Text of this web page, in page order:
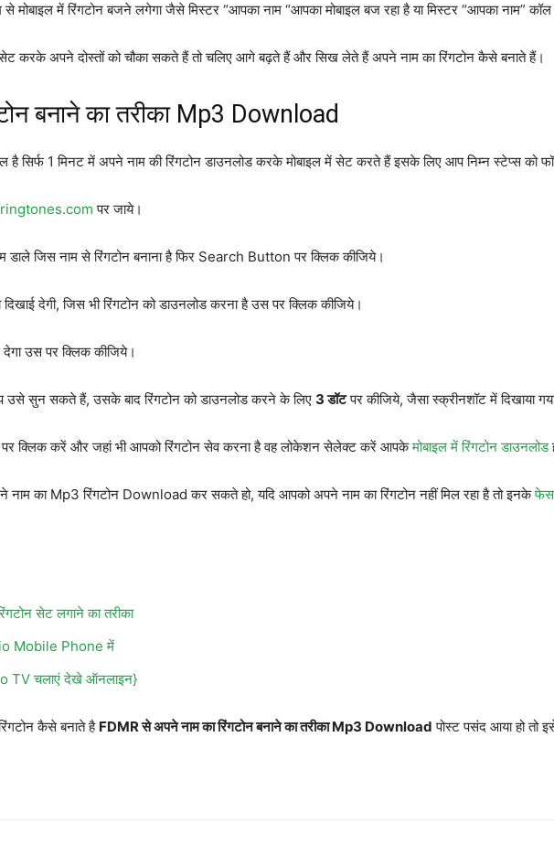
मोबाइल में रिंगटोन बजने लगेगा जैसे मिस्टर “आपका नाम “आपका मोबाइल बज रहा है या मिस्टर “आपका नाम”
करके अपने दोस्तों को चौका सकते हैं तो चलिए आगे बढ़ते हैं और सिख लेते हैं अपने नाम का रिंगटोन कैसे बनाते हैं।
बनाने का तरीका Mp3 Download
है सिर्फ 1 मिनट में अपने नाम की रिंगटोन डाउनलोड करके मोबाइल में सेट करते हैं इसके लिए आप निम्न स्टेप्स को
पर जाये।
जिस नाम से रिंगटोन बनाना है फिर Search Button पर क्लिक कीजिये।
देगी, जिस भी रिंगटोन को डाउनलोड करना है उस पर क्लिक कीजिये।
उस पर क्लिक कीजिये।
उसे सुन सकते हैं, उसके बाद रिंगटोन को डाउनलोड करने के लिए 3 डॉटपर कीजिये, जैसा स्क्रीनशॉट में दिखाया
पर क्लिक करें और जहां भी आपको रिंगटोन सेव करना है वह लोकेशन सेलेक्ट करें आपकेमोबाइल में रिंगटोन डाउनलोड
का Mp3 रिंगटोन Download कर सकते हो, यदि आपको अपने नाम का रिंगटोन नहीं मिल रहा है तो इनके
सेट लगाने का तरीका
Mobile Phone में
TV चलाएं देखे ऑनलाइन}
कैसे बनाते है FDMR से अपने नाम का रिंगटोन बनाने का तरीका Mp3 Download पोस्ट पसंद आया हो तो